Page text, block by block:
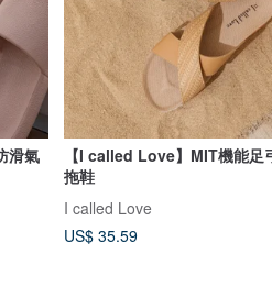
滑氣
【I called Love】MIT機能足
拖鞋
I called Love
US$ 35.59